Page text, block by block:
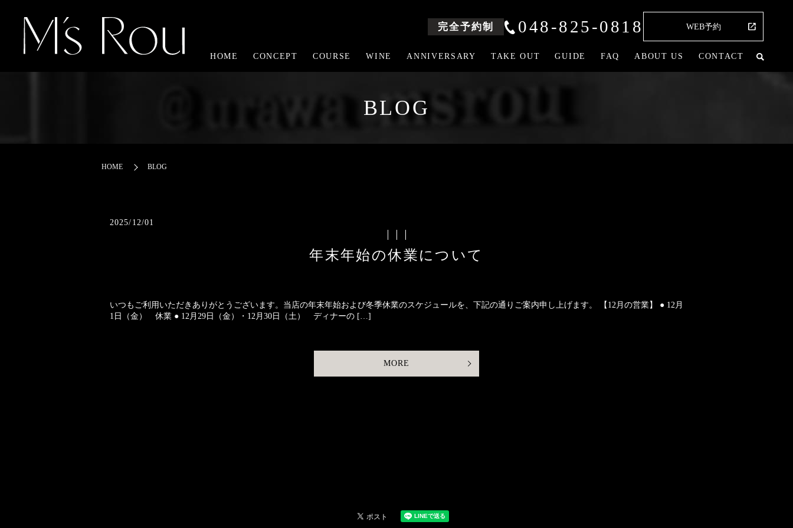
HOME CONCEPT COURSE WINE ANNIVERSARY TAKE OUT GUIDE FAQ ABOUT US CONTACT
完全予約制 048-825-0818 WEB予約
BLOG
HOME BLOG
2025/12/01
年末年始の休業について
いつもご利用いただきありがとうございます。当店の年末年始および冬季休業のスケジュールを、下記の通りご案内申し上げます。 【12月の営業】 ● 12月
1日（金） 休業 ● 12月29日（金）・12月30日（土） ディナーの […]
MORE